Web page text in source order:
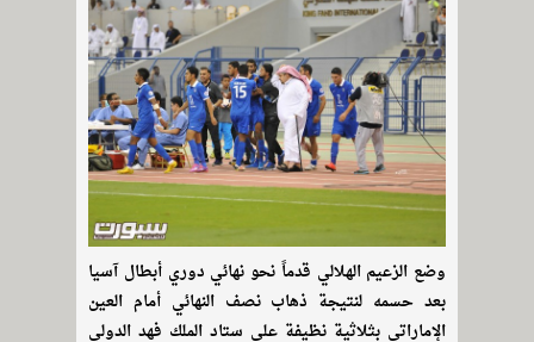
وضع الزعيم الهلالي قدماً نحو نهائي دوري أبطال آسيا
بعد حسمه لنتيجة ذهاب نصف النهائي أمام العين
الإماراتي بثلاثية نظيفة على ستاد الملك فهد الدولي